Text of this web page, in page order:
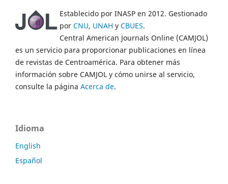
Establecido por INASP en 2012. Gestionado
por CNU, UNAH y CBUES.
Central American Journals Online (CAMJOL)
es un servicio para proporcionar publicaciones en línea
de revistas de Centroamérica. Para obtener más
información sobre CAMJOL y cómo unirse al servicio,
consulte la página Acerca de.
Idioma
English
Español